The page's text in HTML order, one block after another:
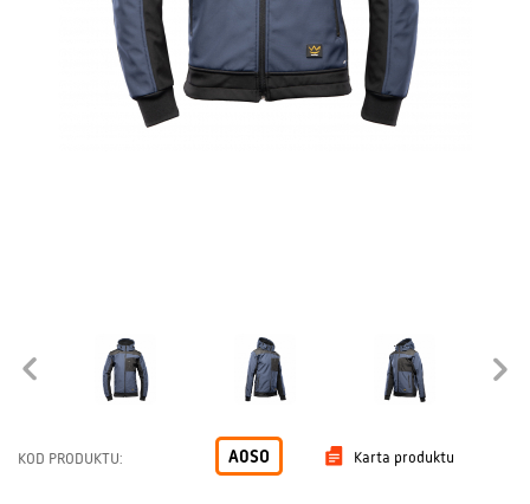
KOD PRODUKTU: A0SO Karta produktu